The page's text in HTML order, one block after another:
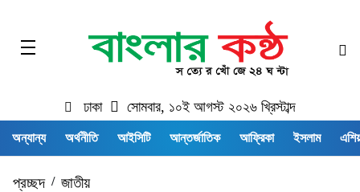
ঢাকা সোমবার, ১০ই আগস্ট ২০২৬ খ্রিস্টাব্দ
অন্যান্য অর্থনীতি আইসিটি আন্তর্জাতিক আফ্রিকা ইসলাম
প্রচ্ছদ/ জাতীয়